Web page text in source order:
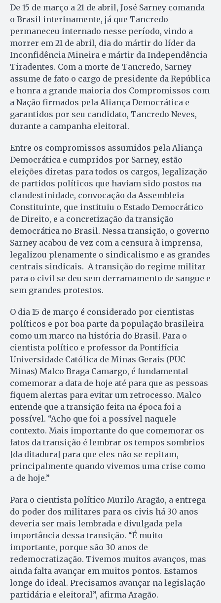
De 15 de março a 21 de abril, José Sarney comanda
o Brasil interinamente, já que Tancredo
permaneceu internado nesse período, vindo a
morrer em 21 de abril, dia do mártir do líder da
Inconfidência Mineira e mártir da Independência
Tiradentes. Com a morte de Tancredo, Sarney
assume de fato o cargo de presidente da República
e honra a grande maioria dos Compromissos com
a Nação firmados pela Aliança Democrática e
garantidos por seu candidato, Tancredo Neves,
durante a campanha eleitoral.
Entre os compromissos assumidos pela Aliança
Democrática e cumpridos por Sarney, estão
eleições diretas para todos os cargos, legalização
de partidos políticos que haviam sido postos na
clandestinidade, convocação da Assembleia
Constituinte, que instituiu o Estado Democrático
de Direito, e a concretização da transição
democrática no Brasil. Nessa transição, o governo
Sarney acabou de vez com a censura à imprensa,
legalizou plenamente o sindicalismo e as grandes
centrais sindicais. A transição do regime militar
para o civil se deu sem derramamento de sangue e
sem grandes protestos.
O dia 15 de março é considerado por cientistas
políticos e por boa parte da população brasileira
como um marco na história do Brasil. Para o
cientista político e professor da Pontifícia
Universidade Católica de Minas Gerais (PUC
Minas) Malco Braga Camargo, é fundamental
comemorar a data de hoje até para que as pessoas
fiquem alertas para evitar um retrocesso. Malco
entende que a transição feita na época foi a
possível. “Acho que foi a possível naquele
contexto. Mais importante do que comemorar os
fatos da transição é lembrar os tempos sombrios
[da ditadura] para que eles não se repitam,
principalmente quando vivemos uma crise como
a de hoje.”
Para o cientista político Murilo Aragão, a entrega
do poder dos militares para os civis há 30 anos
deveria ser mais lembrada e divulgada pela
importância dessa transição. “É muito
importante, porque são 30 anos de
redemocratização. Tivemos muitos avanços, mas
ainda falta avançar em muitos pontos. Estamos
longe do ideal. Precisamos avançar na legislação
partidária e eleitoral”, afirma Aragão.